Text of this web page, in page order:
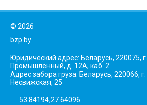
© 2026
bzp.by
Юридический адрес: Беларусь, 220075,
Промышленный, д. 12А, каб. 2
Адрес забора груза: Беларусь, 220066, г.
Несвижская, 25
53.84194,27.64096